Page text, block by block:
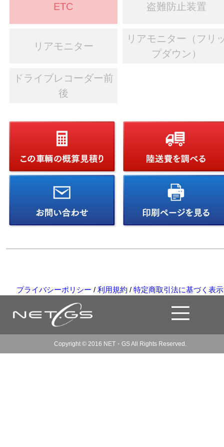
ETC 盗難防止装置
リアモニター
リアモニター（フリ
プダウン）
ドライブレコーダー前
後
プライバシーポリシー / 利用規約 / 特定商取引法に基づく表示
Copyright © 2016 NET・GS All Rights Reserved.